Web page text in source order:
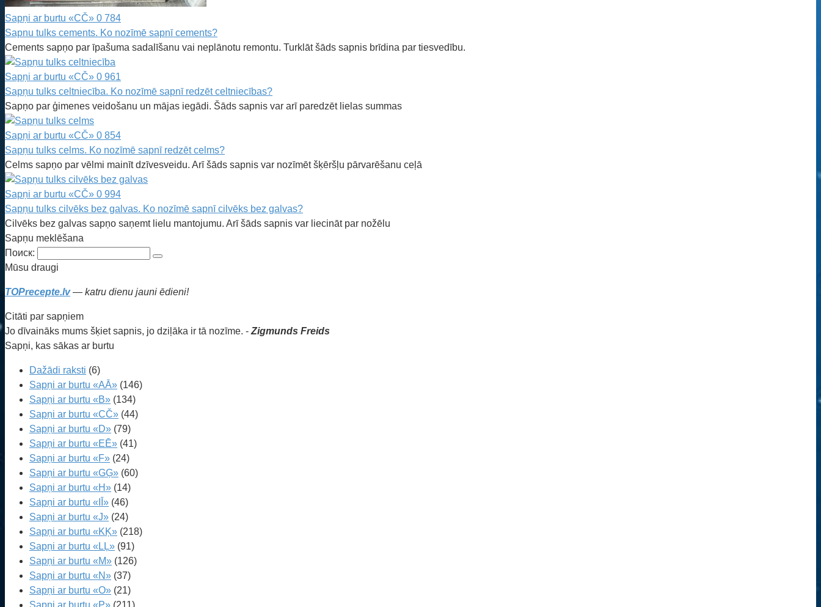
Sapņi ar burtu «CČ» 0 784
Sapnu tulks cements. Ko nozīmē sapnī cements?
Cements sapņo par īpašuma sadalīšanu vai neplānotu remontu. Turklāt šāds sapnis brīdina par tiesvedību.
Sapņi ar burtu «CČ» 0 961
Sapņu tulks celtniecība. Ko nozīmē sapnī redzēt celtniecības?
Sapņo par ģimenes veidošanu un mājas iegādi. Šāds sapnis var arī paredzēt lielas summas
Sapņi ar burtu «CČ» 0 854
Sapņu tulks celms. Ko nozīmē sapnī redzēt celms?
Celms sapņo par vēlmi mainīt dzīvesveidu. Arī šāds sapnis var nozīmēt šķēršļu pārvarēšanu ceļā
Sapņi ar burtu «CČ» 0 994
Sapņu tulks cilvēks bez galvas. Ko nozīmē sapnī cilvēks bez galvas?
Cilvēks bez galvas sapņo saņemt lielu mantojumu. Arī šāds sapnis var liecināt par nožēlu
Sapņu meklēšana
Поиск:
Mūsu draugi
TOPrecepte.lv— katru dienu jauni ēdieni!
Citāti par sapņiem
Jo dīvaināks mums šķiet sapnis, jo dziļāka ir tā nozīme. - Zigmunds Freids
Sapņi, kas sākas ar burtu
Dažādi raksti (6)
Sapņi ar burtu «AĀ» (146)
Sapņi ar burtu «B» (134)
Sapņi ar burtu «CČ» (44)
Sapņi ar burtu «D» (79)
Sapņi ar burtu «EĒ» (41)
Sapņi ar burtu «F» (24)
Sapņi ar burtu «GĢ» (60)
Sapņi ar burtu «H» (14)
Sapņi ar burtu «IĪ» (46)
Sapņi ar burtu «J» (24)
Sapņi ar burtu «KĶ» (218)
Sapņi ar burtu «LĻ» (91)
Sapņi ar burtu «M» (126)
Sapņi ar burtu «N» (37)
Sapņi ar burtu «O» (21)